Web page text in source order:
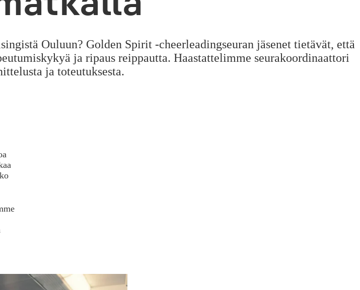
Ouluun? Golden Spirit -cheerleadingseuran jäsenet tietävät, että
ja ripaus reippautta. Haastattelimme seurakoordinaattori
ja toteutuksesta.